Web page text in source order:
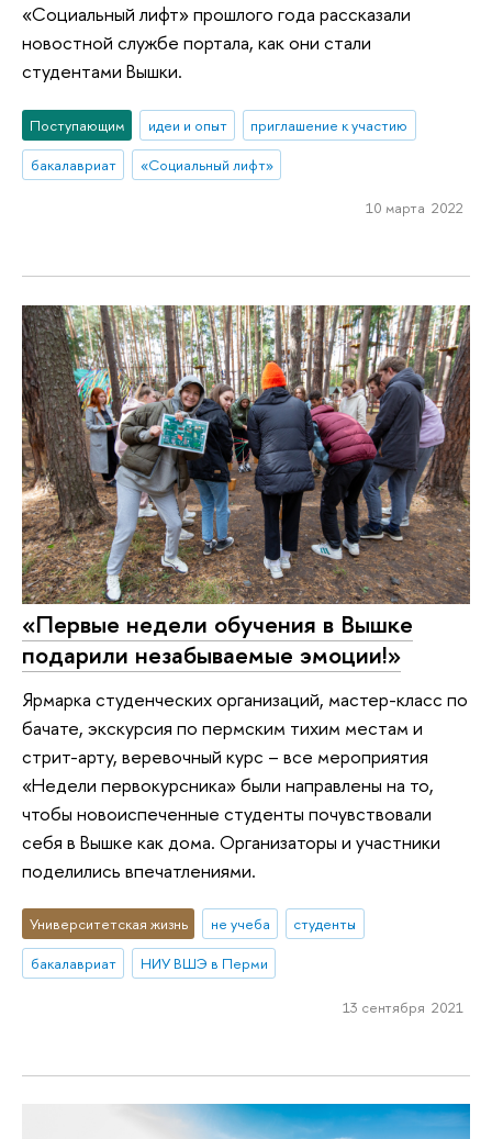
«Социальный лифт» прошлого года рассказали
новостной службе портала, как они стали
студентами Вышки.
Поступающим идеи и опыт
приглашение к участию
бакалавриат
«Социальный лифт»
10 марта 2022
«Первые недели обучения в Вышке
подарили незабываемые эмоции!»
Ярмарка студенческих организаций, мастер-класс по
бачате, экскурсия по пермским тихим местам и
стрит-арту, веревочный курс – все мероприятия
«Недели первокурсника» были направлены на то,
чтобы новоиспеченные студенты почувствовали
себя в Вышке как дома. Организаторы и участники
поделились впечатлениями.
Университетская жизнь не учеба
студенты
бакалавриат
НИУ ВШЭ в Перми
13 сентября 2021